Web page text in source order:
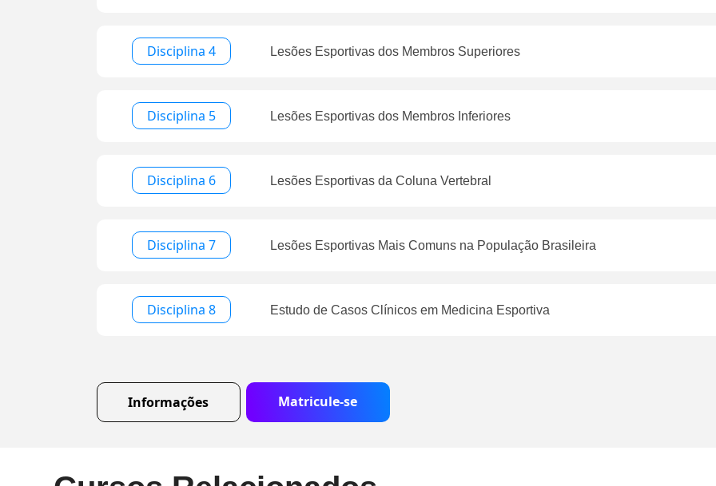
Disciplina 4 Lesões Esportivas dos Membros Superiores
Disciplina 5 Lesões Esportivas dos Membros Inferiores
Disciplina 6 Lesões Esportivas da Coluna Vertebral
Disciplina 7 Lesões Esportivas Mais Comuns na População Brasileira
Disciplina 8 Estudo de Casos Clínicos em Medicina Esportiva
Informações Matricule-se